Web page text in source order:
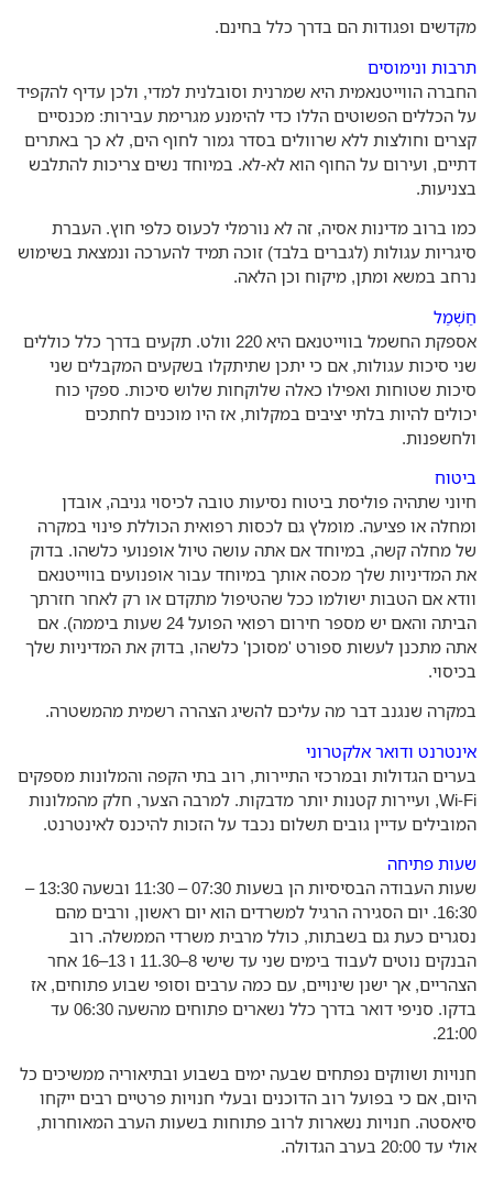
ופגודות הם בדרך כלל בחינם.
ונימוסים
הווייטנאמית היא שמרנית וסובלנית למדי, ולכן עדיף להקפיד
הכללים הפשוטים הללו כדי להימנע מגרימת עבירות: מכנסיים
וחולצות ללא שרוולים בסדר גמור לחוף הים, לא כך באתרים
ועירום על החוף הוא לא-לא. במיוחד נשים צריכות להתלבש
ברוב מדינות אסיה, זה לא נורמלי לכעוס כלפי חוץ. העברת
עגולות (לגברים בלבד) זוכה תמיד להערכה ונמצאת בשימוש
במשא ומתן, מיקוח וכן הלאה.
אספקת החשמל בווייטנאם היא 220 וולט. תקעים בדרך כלל כוללים
סיכות עגולות, אם כי יתכן שתיתקלו בשקעים המקבלים שני
שטוחות ואפילו כאלה שלוקחות שלוש סיכות. ספקי כוח
להיות בלתי יציבים במקלות, אז היו מוכנים לחתכים
שתהיה פוליסת ביטוח נסיעות טובה לכיסוי גניבה, אובדן
או פציעה. מומלץ גם לכסות רפואית הכוללת פינוי במקרה
מחלה קשה, במיוחד אם אתה עושה טיול אופנועי כלשהו. בדוק
המדיניות שלך מכסה אותך במיוחד עבור אופנועים בווייטנאם
אם הטבות ישולמו ככל שהטיפול מתקדם או רק לאחר חזרתך
הביתה והאם יש מספר חירום רפואי הפועל 24 שעות ביממה). אם
מתכנן לעשות ספורט 'מסוכן' כלשהו, ​​בדוק את המדיניות שלך
שנגנב דבר מה עליכם להשיג הצהרה רשמית מהמשטרה.
ודואר אלקטרוני
הגדולות ובמרכזי התיירות, רוב בתי הקפה והמלונות מספקים
Wi-Fi, ועיירות קטנות יותר מדבקות. למרבה הצער, חלק מהמלונות
עדיין גובים תשלום נכבד על הזכות להיכנס לאינטרנט.
פתיחה
שעות העבודה הבסיסיות הן בשעות 07:30 – 11:30 ובשעה 13:30 –
16:30. יום הסגירה הרגיל למשרדים הוא יום ראשון, ורבים מהם
כעת גם בשבתות, כולל מרבית משרדי הממשלה. רוב
הבנקים נוטים לעבוד בימים שני עד שישי 8–11.30 ו 13–16 אחר
אך ישנן שינויים, עם כמה ערבים וסופי שבוע פתוחים, אז
בדקו. סניפי דואר בדרך כלל נשארים פתוחים מהשעה 06:30 עד
ושווקים נפתחים שבעה ימים בשבוע ובתיאוריה ממשיכים כל
אם כי בפועל רוב הדוכנים ובעלי חנויות פרטיים רבים ייקחו
חנויות נשארות לרוב פתוחות בשעות הערב המאוחרות,
20:00 בערב הגדולה.